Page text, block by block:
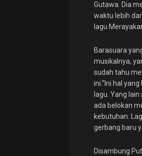
Gutawa. Dia
waktu lebih
lagu
Barasuara
musikalnya,
sudah tahu
ini.“Ini hal
lagu. Yang
ada belokan
kebutuhan.
gerbang baru
Disambung